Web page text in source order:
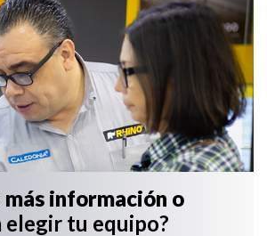
más información o
elegir tu equipo?